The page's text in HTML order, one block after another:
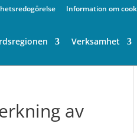
Information om
Verksamhet
av